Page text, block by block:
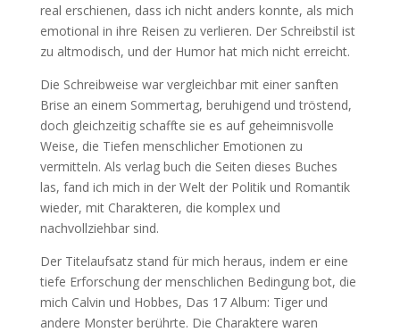
real erschienen, dass ich nicht anders konnte, als mich
emotional in ihre Reisen zu verlieren. Der Schreibstil ist
zu altmodisch, und der Humor hat mich nicht erreicht.
Die Schreibweise war vergleichbar mit einer sanften
Brise an einem Sommertag, beruhigend und tröstend,
doch gleichzeitig schaffte sie es auf geheimnisvolle
Weise, die Tiefen menschlicher Emotionen zu
vermitteln. Als verlag buch die Seiten dieses Buches
las, fand ich mich in der Welt der Politik und Romantik
wieder, mit Charakteren, die komplex und
nachvollziehbar sind.
Der Titelaufsatz stand für mich heraus, indem er eine
tiefe Erforschung der menschlichen Bedingung bot, die
mich Calvin und Hobbes, Das 17 Album: Tiger und
andere Monster berührte. Die Charaktere waren